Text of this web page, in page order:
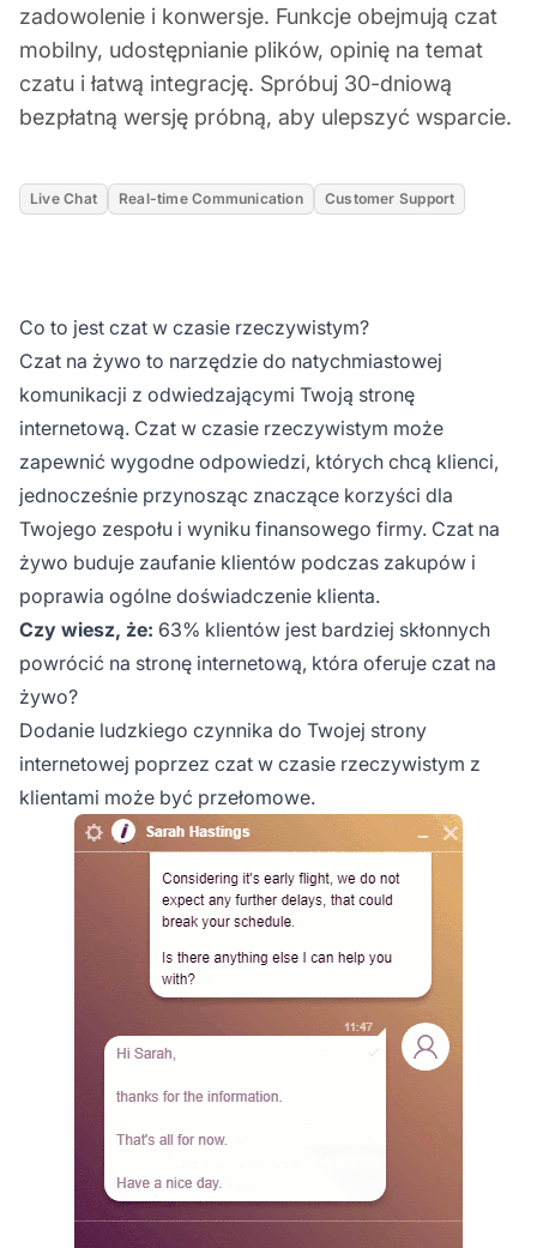
zadowolenie i konwersje. Funkcje obejmują czat
mobilny, udostępnianie plików, opinię na temat
czatu i łatwą integrację. Spróbuj 30-dniową
bezpłatną wersję próbną, aby ulepszyć wsparcie.
Live Chat Real-time Communication Customer Support
Co to jest czat w czasie rzeczywistym?
Czat na żywo to narzędzie do natychmiastowej
komunikacji z odwiedzającymi Twoją stronę
internetową. Czat w czasie rzeczywistym może
zapewnić wygodne odpowiedzi, których chcą klienci,
jednocześnie przynosząc znaczące korzyści dla
Twojego zespołu i wyniku finansowego firmy. Czat na
żywo buduje zaufanie klientów podczas zakupów i
poprawia ogólne doświadczenie klienta.
Czy wiesz, że: 63% klientów jest bardziej skłonnych
powrócić na stronę internetową, która oferuje czat na
żywo?
Dodanie ludzkiego czynnika do Twojej strony
internetowej poprzez czat w czasie rzeczywistym z
klientami może być przełomowe.